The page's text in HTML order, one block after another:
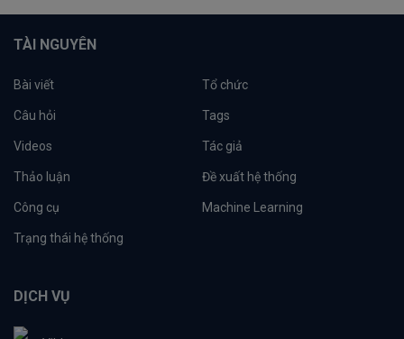
TÀI NGUYÊN
Bài viết Tổ chức
Câu hỏi Tags
Videos Tác giả
Thảo luận Đề xuất hệ thống
Công cụ Machine Learning
Trạng thái hệ thống
DỊCH VỤ